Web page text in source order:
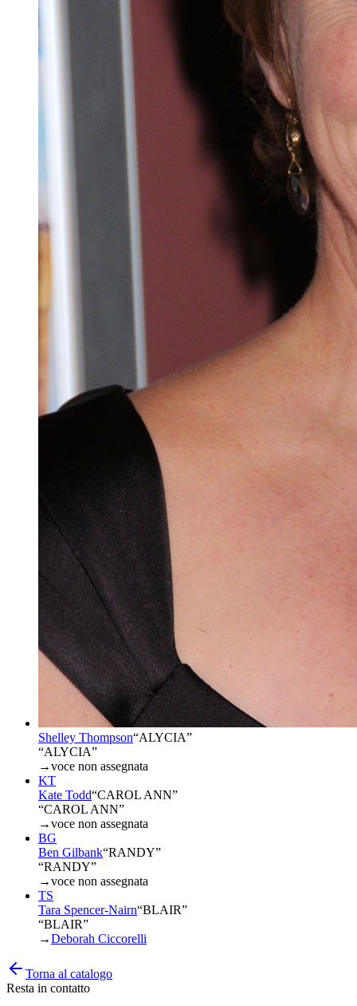
Shelley Thompson“ALYCIA”
“ALYCIA”
→voce non assegnata
KT
Kate Todd“CAROL ANN”
“CAROL ANN”
→voce non assegnata
BG
Ben Gilbank“RANDY”
“RANDY”
→voce non assegnata
TS
Tara Spencer-Nairn“BLAIR”
“BLAIR”
→Deborah Ciccorelli
Torna al catalogo
Resta in contatto